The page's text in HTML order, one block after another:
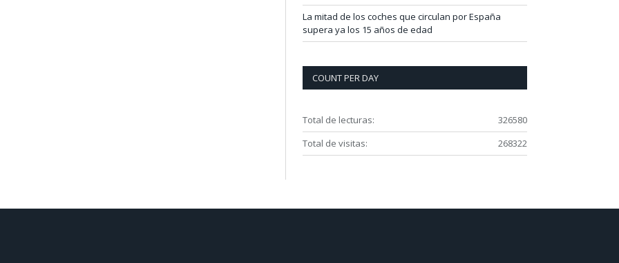
La mitad de los coches que circulan por España
supera ya los 15 años de edad
COUNT PER DAY
326580
Total de lecturas:
268322
Total de visitas: